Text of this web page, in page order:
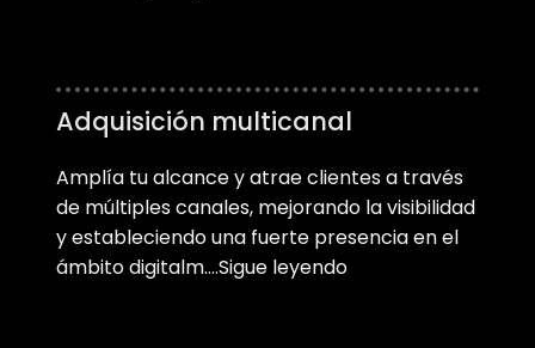
Adquisición multicanal
Amplía tu alcance y atrae clientes a través
de múltiples canales, mejorando la visibilidad
y estableciendo una fuerte presencia en el
ámbito digitalm….Sigue leyendo